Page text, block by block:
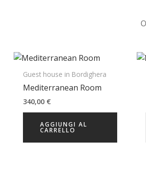
Guest house in Bordighera
Mediterranean Room
340,00 €
AGGIUNGI AL
CARRELLO